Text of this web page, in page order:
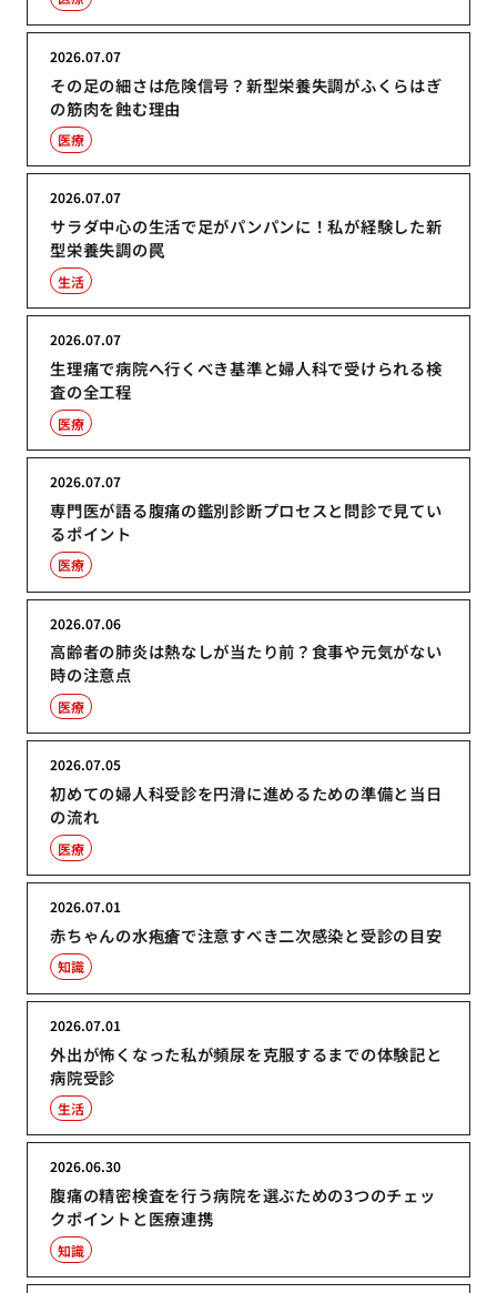
その足の細さは危険信号？新型栄養失調がふくらはぎ
の筋肉を蝕む理由
2026.07.07
医療
サラダ中心の生活で足がパンパンに！私が経験した新
型栄養失調の罠
2026.07.07
生活
生理痛で病院へ行くべき基準と婦人科で受けられる検
査の全工程
2026.07.07
医療
専門医が語る腹痛の鑑別診断プロセスと問診で見てい
るポイント
2026.07.07
医療
高齢者の肺炎は熱なしが当たり前？食事や元気がない
時の注意点
2026.07.06
医療
初めての婦人科受診を円滑に進めるための準備と当日
の流れ
2026.07.05
医療
赤ちゃんの水疱瘡で注意すべき二次感染と受診の目安
2026.07.01
知識
外出が怖くなった私が頻尿を克服するまでの体験記と
病院受診
2026.07.01
生活
腹痛の精密検査を行う病院を選ぶための3つのチェッ
クポイントと医療連携
2026.06.30
知識